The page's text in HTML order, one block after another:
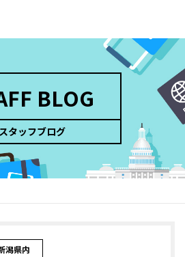
BLOG
スタッフブログ
潟県内